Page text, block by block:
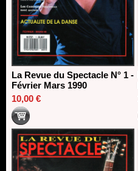
La Revue du Spectacle N° 1 -
Février Mars 1990
10,00 €